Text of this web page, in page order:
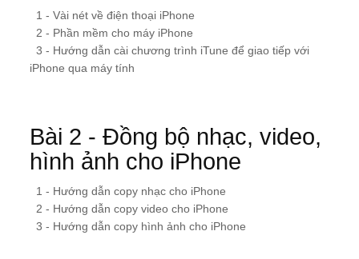
1 - Vài nét về điện thoại iPhone
2 - Phần mềm cho máy iPhone
3 - Hướng dẫn cài chương trình iTune để giao tiếp với
iPhone qua máy tính
Bài 2 - Đồng bộ nhạc, video,
hình ảnh cho iPhone
1 - Hướng dẫn copy nhạc cho iPhone
2 - Hướng dẫn copy video cho iPhone
3 - Hướng dẫn copy hình ảnh cho iPhone